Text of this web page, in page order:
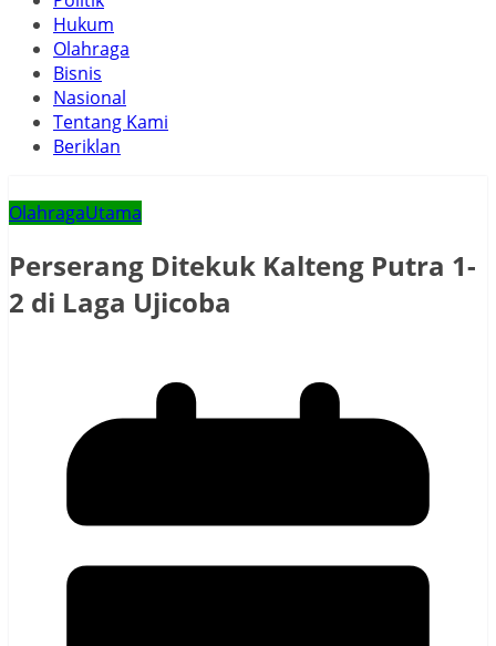
Hukum
Olahraga
Bisnis
Nasional
Tentang Kami
Beriklan
OlahragaUtama
Perserang Ditekuk Kalteng Putra 1-
2 di Laga Ujicoba